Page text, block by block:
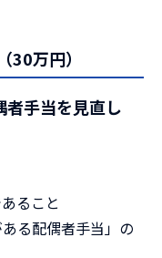
万円）
者手当を見直し
ること
る配偶者手当」の